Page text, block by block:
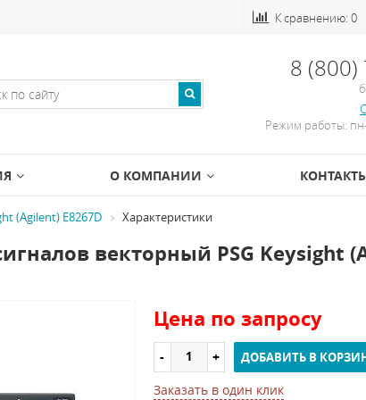
К сравнению: 0
8 (800)
Режим работы:
О КОМПАНИИ
(Agilent) E8267D Характеристики
векторный PSG Keysight
Цена по запросу
ДОБАВИТЬ В
Заказать в один клик